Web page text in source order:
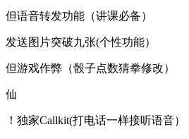
但语音转发功能（讲课必备）
发送图片突破九张(个性功能）
但游戏作弊（骰子点数猜拳修改）
仙
！独家Callkit(打电话一样接听语音）